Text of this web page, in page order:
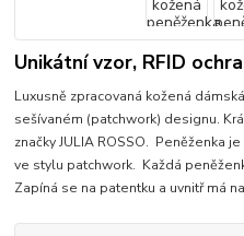
Unikátní vzor, RFID
Luxusně zpracovaná kožená
sešívaném (patchwork) designu.
značky JULIA ROSSO. Peněženka
ve stylu patchwork. Každá
Zapíná se na patentku a uvnitř má